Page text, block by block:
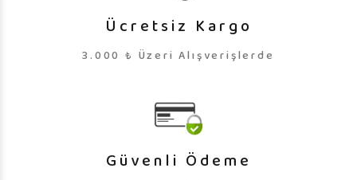
Ücretsiz Kargo
3.000 ₺ Üzeri Alışverişlerde
Güvenli Ödeme